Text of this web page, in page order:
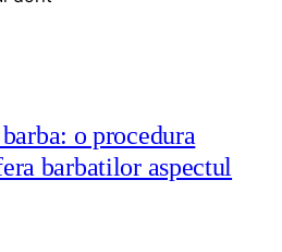
o procedura
barbatilor aspectul